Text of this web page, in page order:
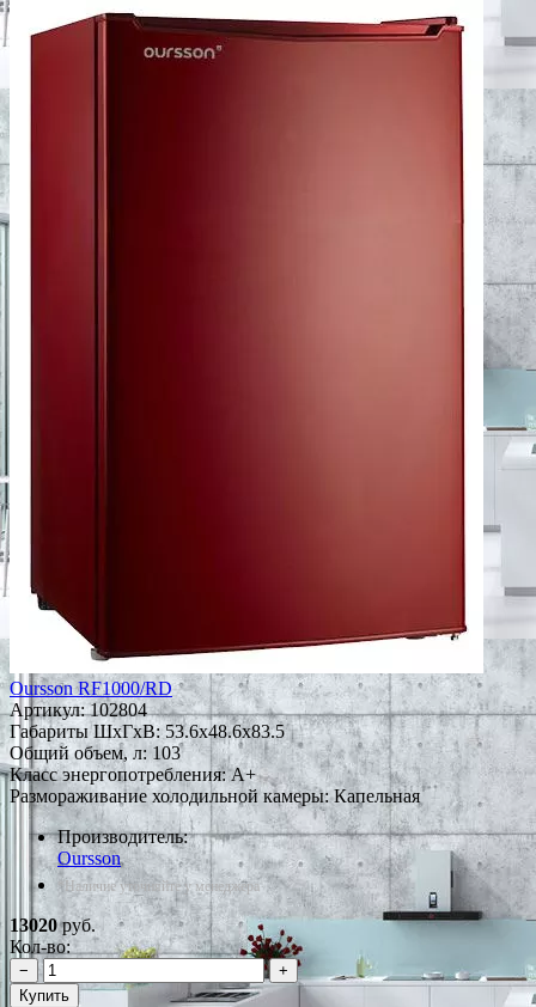
Oursson RF1000/RD
Артикул:102804
Габариты ШxГxВ: 53.6x48.6x83.5
Общий объем, л: 103
Класс энергопотребления: A+
Размораживание холодильной камеры: Капельная
Производитель:
Oursson
*Наличие уточняйте у менеджера
13020руб.
Кол-во:
−
+
Купить